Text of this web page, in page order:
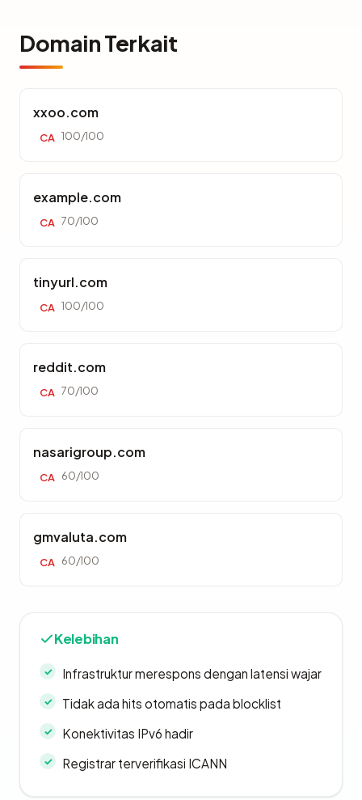
Domain Terkait
xxoo.com
CA 100/100
example.com
CA 70/100
tinyurl.com
CA 100/100
reddit.com
CA 70/100
nasarigroup.com
CA 60/100
gmvaluta.com
CA 60/100
Kelebihan
Infrastruktur merespons dengan latensi wajar
Tidak ada hits otomatis pada blocklist
Konektivitas IPv6 hadir
Registrar terverifikasi ICANN